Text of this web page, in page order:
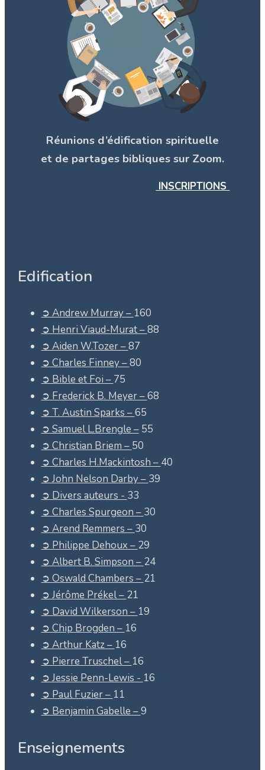
Réunions d’édification spirituelle
et de partages bibliques sur Zoom.
INSCRIPTIONS
Edification
➲ Andrew Murray – 160
➲ Henri Viaud-Murat –88
➲ Aiden W.Tozer –87
➲ Charles Finney –80
➲ Bible et Foi – 75
➲ Frederick B. Meyer –68
➲ T. Austin Sparks –65
➲ Samuel L.Brengle – 55
➲ Christian Briem – 50
➲ Charles H.Mackintosh – 40
➲ John Nelson Darby – 39
➲ Divers auteurs - 33
➲ Charles Spurgeon – 30
➲ Arend Remmers – 30
➲ Philippe Dehoux – 29
➲ Albert B. Simpson – 24
➲ Oswald Chambers – 21
➲ Jérôme Prékel – 21
➲ David Wilkerson – 19
➲ Chip Brogden – 16
➲ Arthur Katz – 16
➲ Pierre Truschel – 16
➲ Jessie Penn-Lewis - 16
➲ Paul Fuzier – 11
➲ Benjamin Gabelle –9
Enseignements